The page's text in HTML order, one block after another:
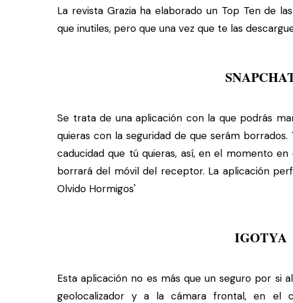
La revista Grazia ha elaborado un Top Ten de
que inutiles, pero que una vez que te las
Se trata de una aplicación con la que podrás
quieras con la seguridad de que serám
caducidad que tú quieras, así, en el momento
borrará del móvil del receptor. La aplicación
Olvido Hormigos'
IGOTYA
Esta aplicación no es más que un seguro por si
geolocalizador y a la cámara frontal, en el